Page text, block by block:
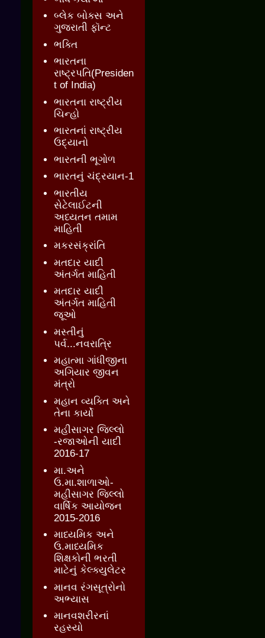
બ્લેક બોક્સ અને
ગુજરાતી ફૉન્ટ
ભક્તિ
ભારતના
રાષ્ટ્રપતિ(Presiden
t of India)
ભારતના રાષ્ટ્રીય
ચિન્હો
ભારતનાં રાષ્ટ્રીય
ઉદ્યાનો
ભારતની ભૂગોળ
ભારતનું ચંદ્રયાન-1
ભારતીય
સેટેલાઈટની
અધ્યતન તમામ
માહિતી
મકરસંક્રાંતિ
મતદાર યાદી
અંતર્ગત માહિતી
મતદાર યાદી
અંતર્ગત માહિતી
જૂઓ
મસ્તીનું
પર્વ...નવરાત્રિ
મહાત્મા ગાંધીજીના
અગિયાર જીવન
મંત્રો
મહાન વ્યક્તિ અને
તેના કાર્યો
મહીસાગર જિલ્લો
-રજાઓની યાદી
2016-17
મા.અને
ઉ.મા.શાળાઓ-
મહીસાગર જિલ્લો
વાર્ષિક આયોજન
2015-2016
માધ્યમિક અને
ઉ.માધ્યમિક
શિક્ષકોની ભરતી
માટેનું કેલ્ક્યુલેટર
માનવ રંગસૂત્રોનો
અભ્યાસ
માનવશરીરનાં
રહસ્યો